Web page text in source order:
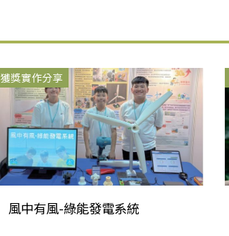
獲獎實作分享
風中有風-綠能發電系統